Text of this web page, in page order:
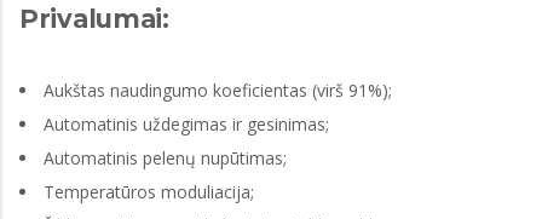
Privalumai:
Aukštas naudingumo koeficientas (virš 91%);
Automatinis uždegimas ir gesinimas;
Automatinis pelenų nupūtimas;
Temperatūros moduliacija;